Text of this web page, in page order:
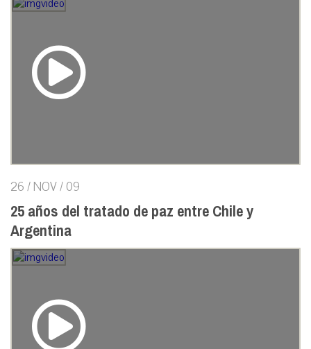
26 / NOV / 09
25 años del tratado de paz entre Chile y
Argentina